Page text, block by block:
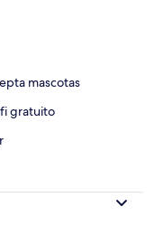
mascotas
gratuito